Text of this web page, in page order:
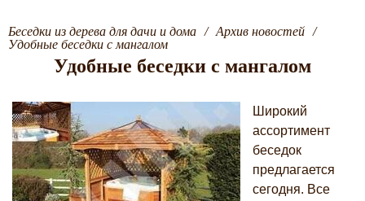
Беседки из дерева для дачи и дома / Архив новостей /
Удобные беседки с мангалом
Удобные беседки с мангалом
Широкий
ассортимент
беседок
предлагается
сегодня. Все